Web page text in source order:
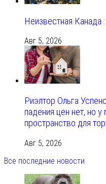
Неизвестная Канада
Авг 5, 2026
Риэлтор Ольга
падения цен нет, но у
пространство для
Авг 5, 2026
Все последние новости